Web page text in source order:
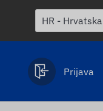
Prijava